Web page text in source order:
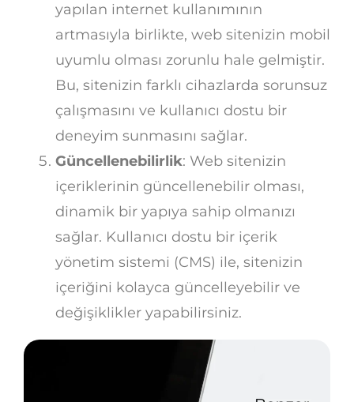
yapılan internet kullanımının
artmasıyla birlikte, web sitenizin mobil
uyumlu olması zorunlu hale gelmiştir.
Bu, sitenizin farklı cihazlarda sorunsuz
çalışmasını ve kullanıcı dostu bir
deneyim sunmasını sağlar.
Güncellenebilirlik: Web sitenizin
içeriklerinin güncellenebilir olması,
dinamik bir yapıya sahip olmanızı
sağlar. Kullanıcı dostu bir içerik
yönetim sistemi (CMS) ile, sitenizin
içeriğini kolayca güncelleyebilir ve
değişiklikler yapabilirsiniz.